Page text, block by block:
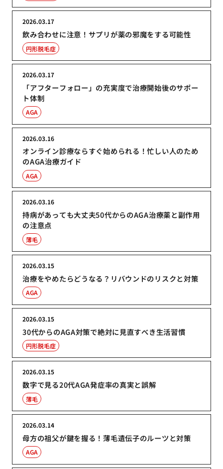
飲み合わせに注意！サプリが薬の邪魔をする可能性
2026.03.17
円形脱毛症
「アフターフォロー」の充実度で治療開始後のサポー
ト体制
2026.03.17
AGA
オンライン診療ならすぐ始められる！忙しい人のため
のAGA治療ガイド
2026.03.16
AGA
持病があっても大丈夫50代からのAGA治療薬と副作用
の注意点
2026.03.16
薄毛
治療をやめたらどうなる？リバウンドのリスクと対策
2026.03.15
AGA
30代からのAGA対策で絶対に見直すべき生活習慣
2026.03.15
円形脱毛症
数字で見る20代AGA発症率の真実と誤解
2026.03.15
薄毛
母方の祖父が鍵を握る！薄毛遺伝子のルーツと対策
2026.03.14
AGA